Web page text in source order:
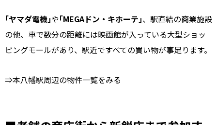
｢ヤマダ電機｣や｢MEGAドン・キホーテ｣、駅直結の商業施設
の他、車で数分の距離には映画館が入っている大型ショッ
ピングモールがあり、駅近ですべての買い物が事足ります。
⇒本八幡駅周辺の物件一覧をみる